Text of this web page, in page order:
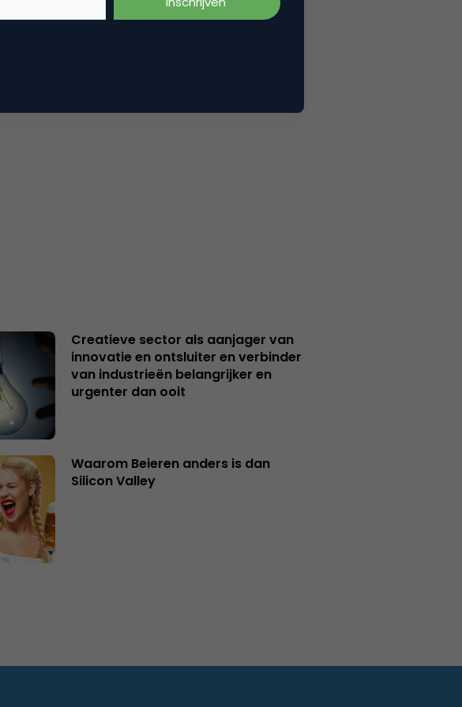
Creatieve sector als aanjager van
innovatie en ontsluiter en verbinder
van industrieën belangrijker en
urgenter dan ooit
Waarom Beieren anders is dan
Silicon Valley